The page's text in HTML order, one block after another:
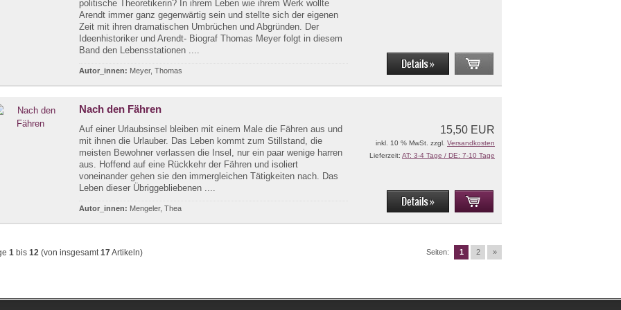
politische Theoretikerin? In ihrem Leben wie ihrem Werk wollte
Arendt immer ganz gegenwärtig sein und stellte sich der eigenen
Zeit mit ihren dramatischen Umbrüchen und Abgründen. Der
Ideenhistoriker und Arendt- Biograf Thomas Meyer folgt in diesem
Band den Lebensstationen ....
Autor_innen: Meyer, Thomas
Nach den Fähren
Auf einer Urlaubsinsel bleiben mit einem Male die Fähren aus und
mit ihnen die Urlauber. Das Leben kommt zum Stillstand, die
meisten Bewohner verlassen die Insel, nur ein paar wenige harren
aus. Hoffend auf eine Rückkehr der Fähren und isoliert
voneinander gehen sie den immergleichen Tätigkeiten nach. Das
Leben dieser Übriggebliebenen ....
Autor_innen: Mengeler, Thea
15,50 EUR
inkl. 10 % MwSt. zzgl. Versandkosten
Lieferzeit: AT: 3-4 Tage / DE: 7-10 Tage
1 bis 12 (von insgesamt17Artikeln) Seiten: 1 2 »